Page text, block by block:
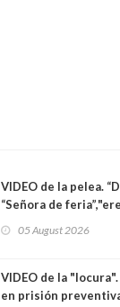
VIDEO de la pelea.
“Señora de
senadoras Camila
05 August 2026
VIDEO de la
en prisión